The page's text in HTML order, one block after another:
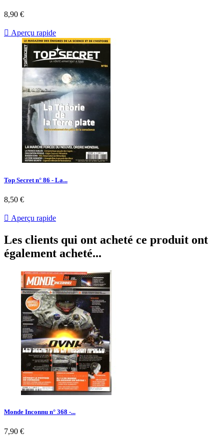
Prix
8,90 €
 Aperçu rapide
Top Secret n° 86 - La...
Prix
8,50 €
 Aperçu rapide
Les clients qui ont acheté ce produit ont
également acheté...
Monde Inconnu n° 368 -...
Prix
7,90 €